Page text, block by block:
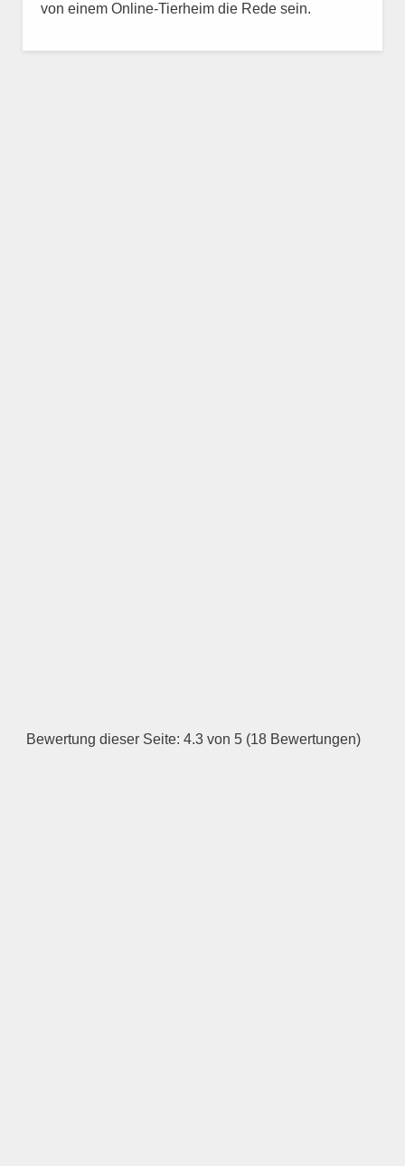
von einem Online-Tierheim die Rede sein.
Bewertung dieser Seite: 4.3 von 5 (18 Bewertungen)